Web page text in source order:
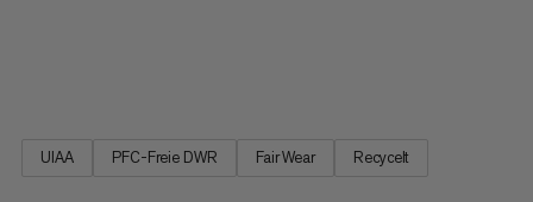
UIAA PFC-Freie DWR Fair Wear Recycelt